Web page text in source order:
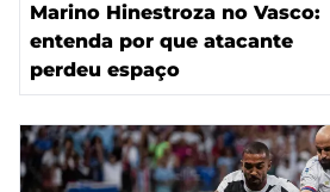
Marino Hinestroza no Vasco:
entenda por que atacante
perdeu espaço